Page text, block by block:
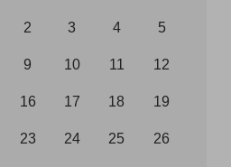
2 3 4 5
9 10 11 12
16 17 18 19
23 24 25 26